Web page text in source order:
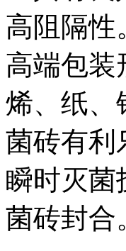
高阻隔性
高端包装
烯、纸、
菌砖有利
瞬时灭菌
菌砖封合